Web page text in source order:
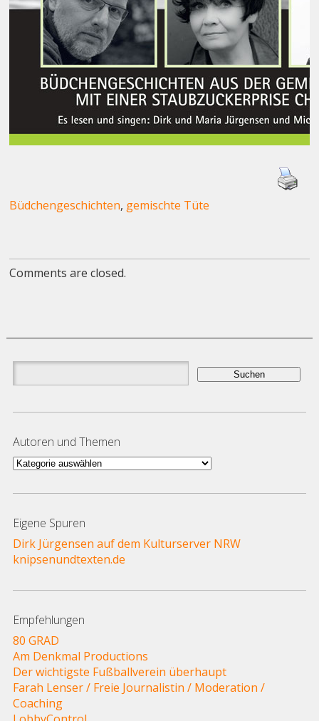
Büdchengeschichten, gemischte Tüte
Comments are closed.
Suchen
nach:
Autoren und Themen
Autoren
Themen
Eigene Spuren
Dirk Jürgensen auf dem Kulturserver NRW
knipsenundtexten.de
Empfehlungen
80 GRAD
Am Denkmal Productions
Der wichtigste Fußballverein überhaupt
Farah Lenser / Freie Journalistin / Moderation /
Coaching